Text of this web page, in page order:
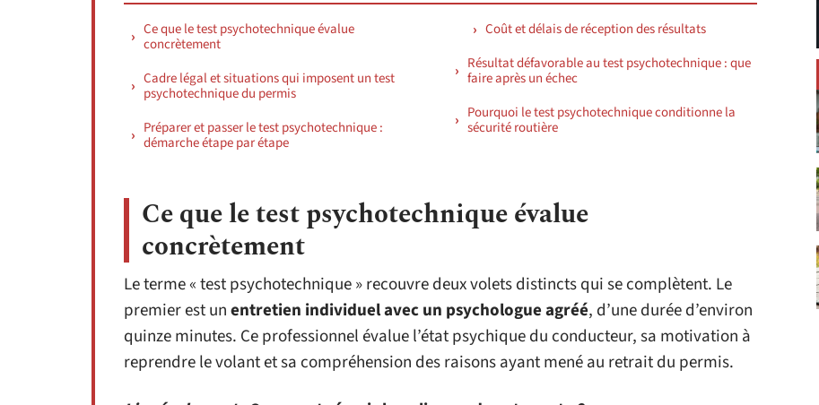
Ce que le test psychotechnique évalue
concrètement
Cadre légal et situations qui imposent un test
psychotechnique du permis
Préparer et passer le test psychotechnique :
démarche étape par étape
Coût et délais de réception des résultats
Résultat défavorable au test psychotechnique : que
faire après un échec
Pourquoi le test psychotechnique conditionne la
sécurité routière
Ce que le test psychotechnique évalue
concrètement
Le terme « test psychotechnique » recouvre deux volets distincts qui se complètent. Le
premier est unentretien individuel avec un psychologue agréé, d’une durée d’environ
quinze minutes. Ce professionnel évalue l’état psychique du conducteur, sa motivation à
reprendre le volant et sa compréhension des raisons ayant mené au retrait du permis.